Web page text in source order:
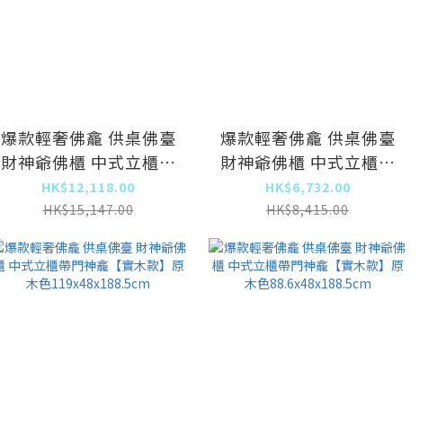
爆款輕奢佛龕 供桌佛臺
財神爺佛櫃 中式立櫃帶
門神龕【實木款】原木
色供桌
HK$12,118.00
HK$15,147.00
爆款輕奢佛龕 供桌佛臺
財神爺佛櫃 中式立櫃帶
門神龕【實木款】原木
色 供桌
HK$6,732.00
HK$8,415.00